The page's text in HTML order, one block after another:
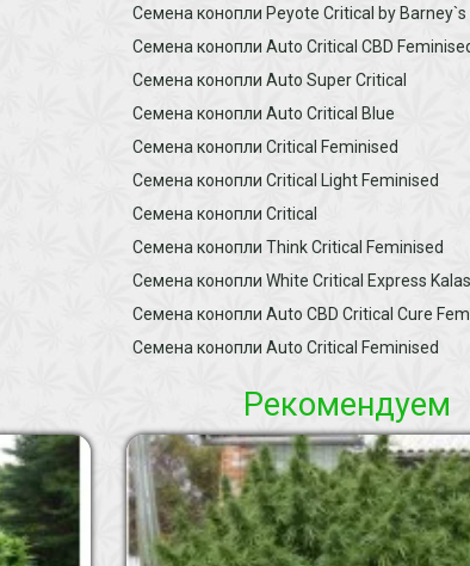
Семена конопли Peyote Critical by
Семена конопли Auto Critical CBD
Семена конопли Auto Super Critical
Семена конопли Auto Critical Blue
Семена конопли Critical Feminised
Семена конопли Critical Light Feminised
Семена конопли Critical
Семена конопли Think Critical Feminised
Семена конопли White Critical Express
Семена конопли Auto CBD Critical Cure
Семена конопли Auto Critical Feminised
Рекомендуем